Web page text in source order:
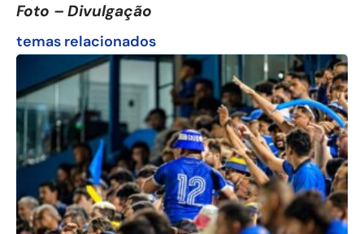
Foto – Divulgação
temas relacionados